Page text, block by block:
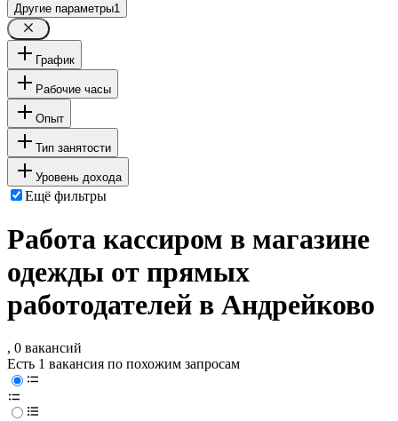
Другие параметры1
График
Рабочие часы
Опыт
Тип занятости
Уровень дохода
Ещё фильтры
Работа кассиром в магазине
одежды от прямых
работодателей в Андрейково
, 0 вакансий
Есть 1 вакансия по похожим запросам